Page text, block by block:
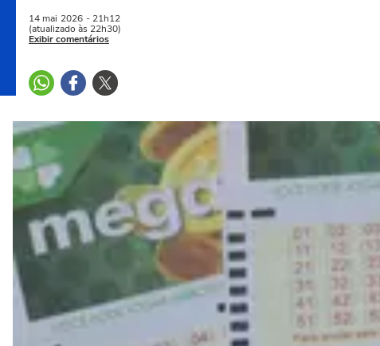
14 mai 2026 - 21h12
(atualizado às 22h30)
Exibir comentários